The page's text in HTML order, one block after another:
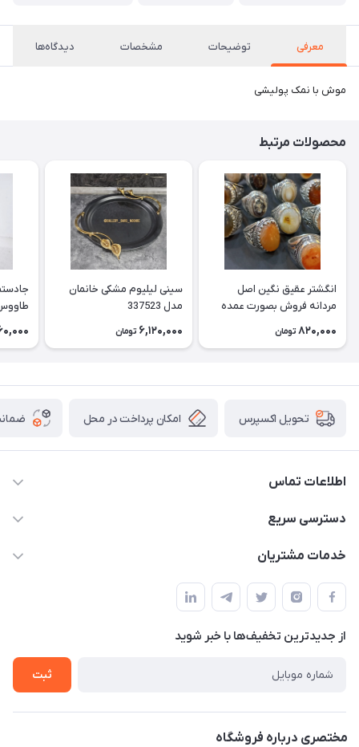
معرفی توضیحات مشخصات دیدگاه‌ها
موش با نمک پولیشی
محصولات مرتبط
انگشتر عقیق نگین اصل
مردانه فروش بصورت عمده
3عدد هست فروش بصورت
820,000 تومان
سینی لیلیوم مشکی خانمان
مدل 337523
6,120,000 تومان
تحویل اکسپرس امکان پرداخت در محل
اطلاعات تماس
09124780957
دسترسی سریع
حساب کاربری
لیست محصولات
درباره ما
خدمات مشتریان
قوانین و مقررات
حریم خصوصی
راهنما
از جدید‌ترین تخفیف‌ها با‌ خبر شوید
ثبت
مختصری درباره فروشگاه